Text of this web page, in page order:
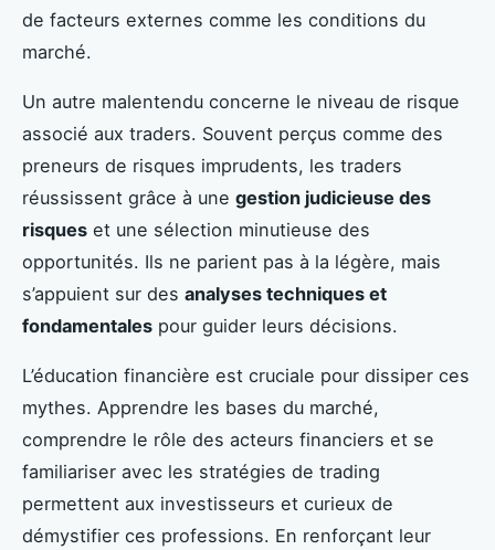
de facteurs externes comme les conditions du
marché.
Un autre malentendu concerne le niveau de risque
associé aux traders. Souvent perçus comme des
preneurs de risques imprudents, les traders
réussissent grâce à une gestion judicieuse des
risques et une sélection minutieuse des
opportunités. Ils ne parient pas à la légère, mais
s’appuient sur des analyses techniques et
fondamentales pour guider leurs décisions.
L’éducation financière est cruciale pour dissiper ces
mythes. Apprendre les bases du marché,
comprendre le rôle des acteurs financiers et se
familiariser avec les stratégies de trading
permettent aux investisseurs et curieux de
démystifier ces professions. En renforçant leur